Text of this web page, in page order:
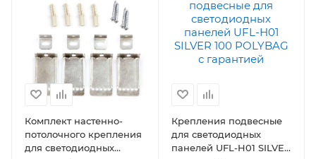
Комплект настенно-
потолочного крепления
для светодиодных
Крепления подвесные
для светодиодных
панелей UFL-H01 SILVER